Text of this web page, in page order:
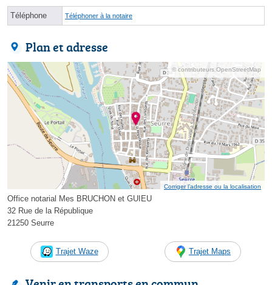
Téléphone Téléphoner à la notaire
Plan et adresse
© contributeurs OpenStreetMap
Corriger l’adresse ou la localisation
Office notarial Mes BRUCHON et GUIEU
32 Rue de la République
21250 Seurre
Trajet Waze Trajet Maps